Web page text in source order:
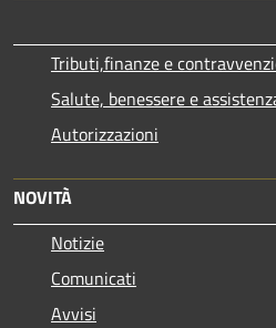
Tributi,finanze e
Salute, benessere e
Autorizzazioni
NOVITÀ
Notizie
Comunicati
Avvisi